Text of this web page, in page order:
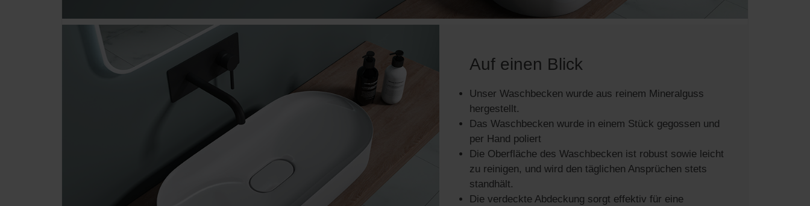
Auf einen Blick
Unser Waschbecken wurde aus reinem Mineralguss
hergestellt.
Das Waschbecken wurde in einem Stück gegossen und
per Hand poliert
Die Oberfläche des Waschbecken ist robust sowie leicht
zu reinigen, und wird den täglichen Ansprüchen stets
standhält.
Die verdeckte Abdeckung sorgt effektiv für eine